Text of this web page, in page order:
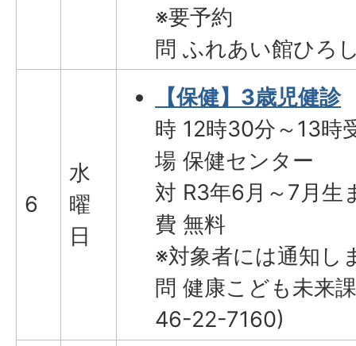
※要予約
問 ふれあい館ひろ
6
水
曜
日
【保健】3歳児健診
時 12時30分～13時
場 保健センター
対 R3年6月～7月生
費 無料
※対象者には通知し
問 健康こども未来
46-22-7160)